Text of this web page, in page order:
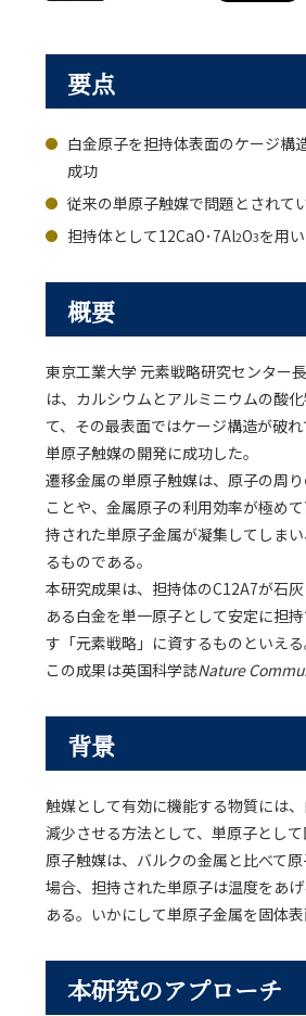
要点
白金原子を担持体表面のケージ構
成功
従来の単原子触媒で問題とされて
担持体として12CaO･7Al2O3を用
概要
東京工業大学 元素戦略研究センター
は、カルシウムとアルミニウムの酸
て、その最表面ではケージ構造が破
単原子触媒の開発に成功した。
遷移金属の単原子触媒は、原子の周
ことや、金属原子の利用効率が極め
持された単原子金属が凝集してしま
るものである。
本研究成果は、担持体のC12A7が石
ある白金を単一原子として安定に担
す「元素戦略」に資するものといえる
この成果は英国科学誌Nature
背景
触媒として有効に機能する物質には
減少させる方法として、単原子とし
原子触媒は、バルクの金属と比べて
場合、担持された単原子は温度をあ
ある。いかにして単原子金属を固体
本研究のアプローチ